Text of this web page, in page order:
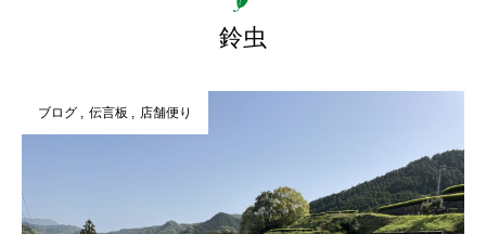
鈴虫
ブログ 伝言板 店舗便り